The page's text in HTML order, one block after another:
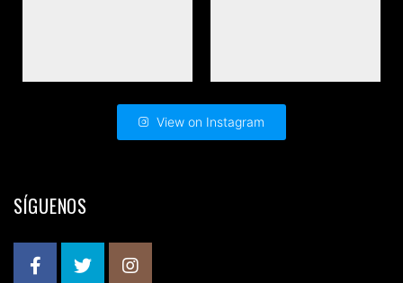
View on Instagram
SÍGUENOS